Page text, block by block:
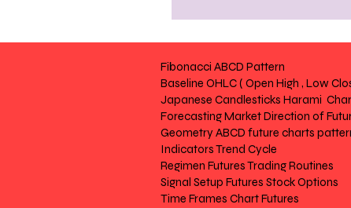
Fibonacci ABCD Pattern
Baseline OHLC ( Open High , Low
Japanese Candlesticks Harami
Forecasting Market Direction of
Geometry ABCD future charts
Indicators Trend Cycle
Regimen Futures Trading Routines
Signal Setup Futures Stock Options
Time Frames Chart Futures